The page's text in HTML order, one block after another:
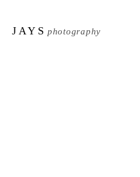
JAYS photography